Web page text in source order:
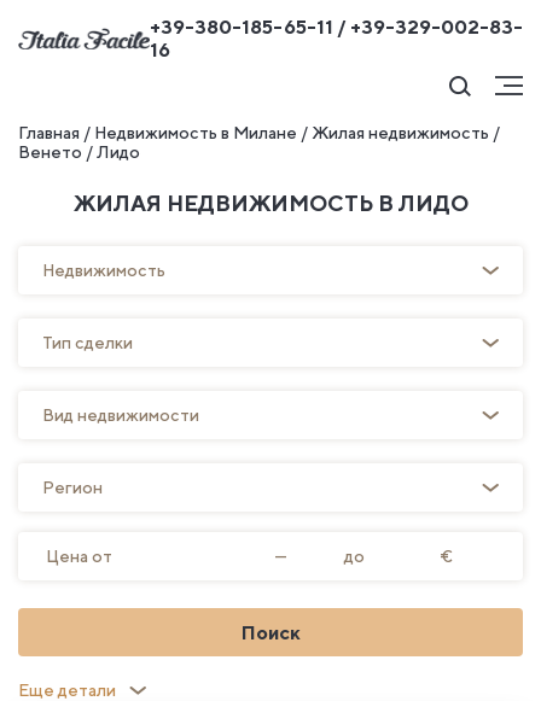
+39-380-185-65-11 / +39-329-002-83-
16
Главная / Недвижимость в Милане / Жилая недвижимость /
Венето /Лидо
ЖИЛАЯ НЕДВИЖИМОСТЬ В ЛИДО
Недвижимость
Тип сделки
Вид недвижимости
Регион
Цена от — до €
Поиск
Еще детали